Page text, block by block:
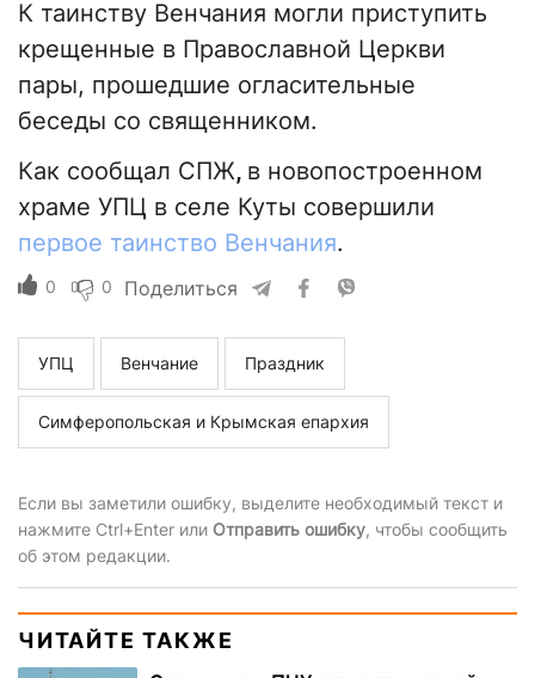
К таинству Венчания могли приступить
крещенные в Православной Церкви
пары, прошедшие огласительные
беседы со священником.
Как сообщал СПЖ, в новопостроенном
храме УПЦ в селе Куты совершили
первое таинство Венчания.
0 0 Поделиться
УПЦ Венчание Праздник
Симферопольская и Крымская епархия
Если вы заметили ошибку, выделите необходимый текст и
нажмите Ctrl+Enter или Отправить ошибку, чтобы сообщить
об этом редакции.
ЧИТАЙТЕ ТАКЖЕ